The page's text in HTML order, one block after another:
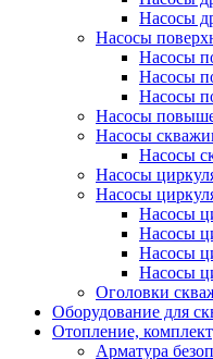
Насосы
Насосы
Насосы
Насосы
Насосы
Насосы
Насосы
Насосы
Насосы
Насосы
Насосы
Насосы
Насосы
Насосы
Оголовки
Оборудование для
Отопление,
Арматура